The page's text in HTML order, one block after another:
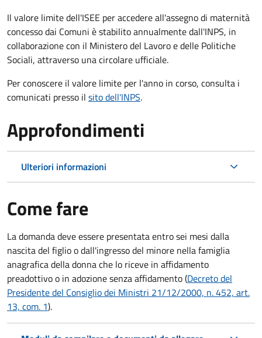
Il valore limite dell'ISEE per accedere all'assegno di maternità
concesso dai Comuni è stabilito annualmente dall'INPS, in
collaborazione con il Ministero del Lavoro e delle Politiche
Sociali, attraverso una circolare ufficiale.
Per conoscere il valore limite per l'anno in corso, consulta i
comunicati presso il sito dell'INPS.
Approfondimenti
Ulteriori informazioni
Come fare
La domanda deve essere presentataentro sei mesi dalla
nascita del figlio o dall'ingresso del minore nella famiglia
anagrafica della donna che lo riceve in affidamento
preadottivo o in adozione senza affidamento (Decreto del
Presidente del Consiglio dei Ministri 21/12/2000, n. 452, art.
13, com. 1).